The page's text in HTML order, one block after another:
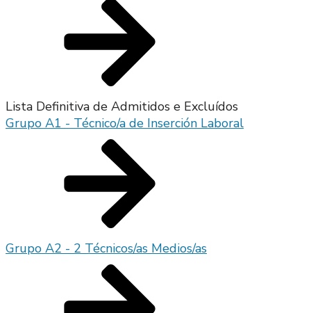
Lista Definitiva de Admitidos e Excluídos
Grupo A1 - Técnico/a de Inserción Laboral
Grupo A2 - 2 Técnicos/as Medios/as